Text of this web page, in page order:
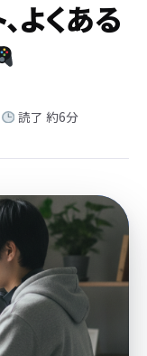
よくある
読了 約6分